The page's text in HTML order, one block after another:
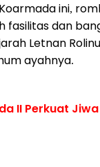
ini,
fasilitas dan
Letnan
ayahnya.
II Perkuat